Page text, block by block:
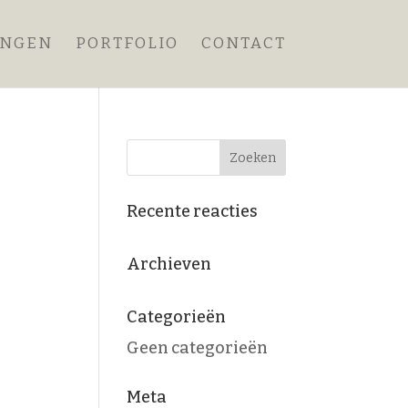
PORTFOLIO CONTACT
Recente reacties
Archieven
Categorieën
Geen categorieën
Meta